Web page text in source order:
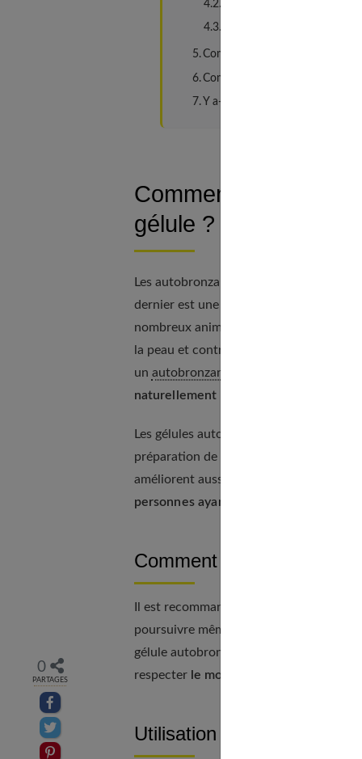
0
PARTAGES
Partager sur facebook
Partager sur Twitter
Epingler sur Pinterest
Comment éviter les traces
Comment maintenir ce joli hâle
Y a-t-il des risques à utiliser des
Comment
gélule ?
Les autobronzants sous forme de
dernier est une substance naturelle
nombreux animaux. C'est un
la peau et contribue au bon
un autobronzant
naturellement sans abuser du soleil
Les gélules autobronzantes favorisent
préparation de la peau au soleil et
améliorent aussi l'élasticité et la tonicité
personnes ayant la peau sensible
Comment prendre les
Il est recommandé de commencer la
poursuivre même après les vacances.
gélule autobronzante. La posologie
respecter le mode d'emploi
Utilisation des gélules